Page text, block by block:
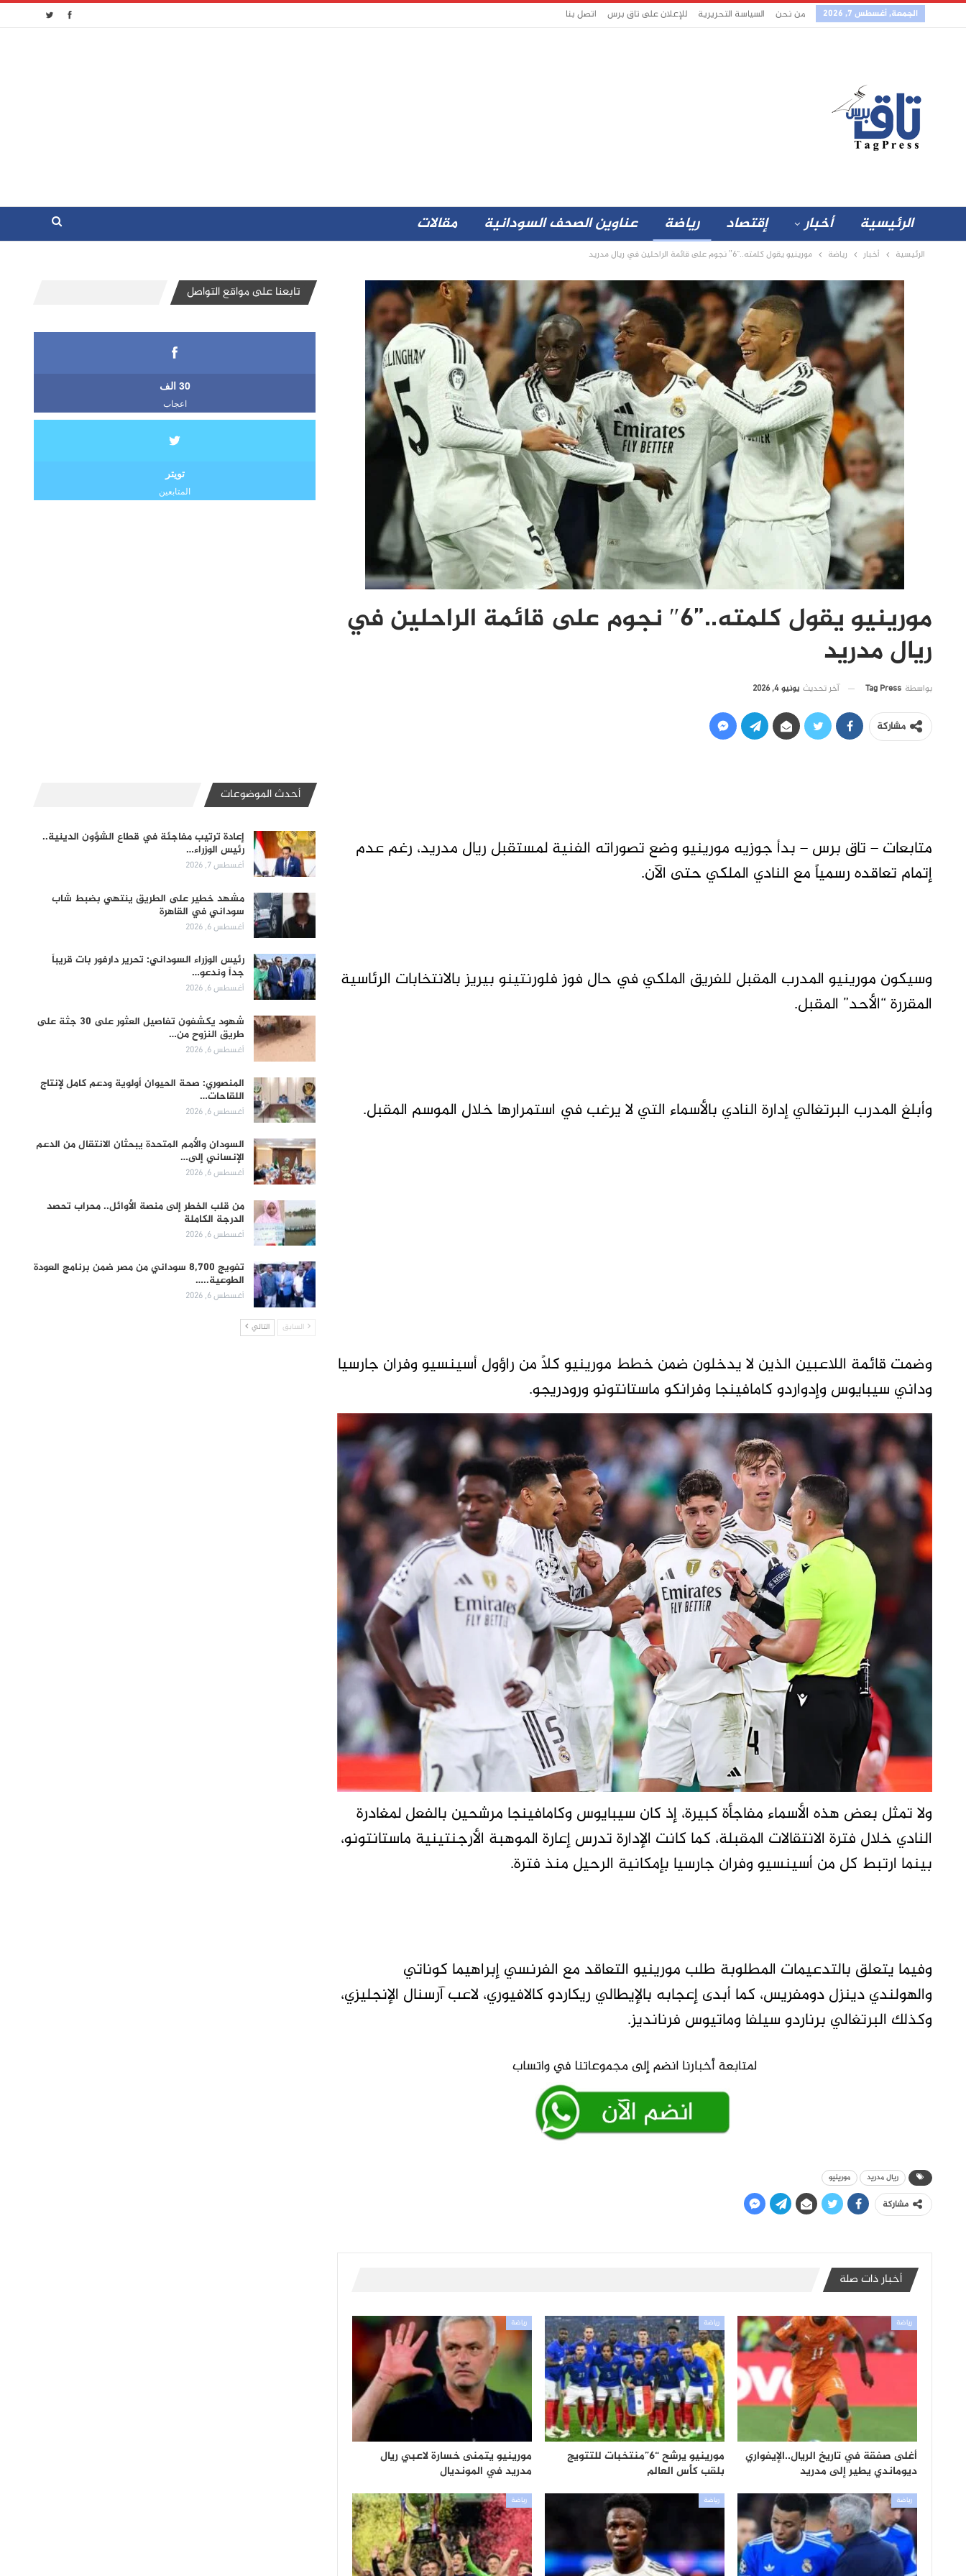
الجمعة, أغسطس 7, 2026 من نحن السياسة التحريرية للإعلان على تاق برس اتصل بنا
الرئيسية أخبار إقتصاد رياضة عناوين الصحف السودانية مقالات
الرئيسية أخبار رياضة مورينيو يقول كلمته..”6″ نجوم على قائمة الراحلين في ريال مدريد
مورينيو يقول كلمته..”6″ نجوم على قائمة الراحلين في
ريال مدريد
بواسطة Tag Press آخر تحديث يونيو 4, 2026
مشاركة
متابعات – تاق برس – بدأ جوزيه مورينيو وضع تصوراته الفنية لمستقبل ريال مدريد، رغم عدم
إتمام تعاقده رسمياً مع النادي الملكي حتى الآن.
وسيكون مورينيو المدرب المقبل للفريق الملكي في حال فوز فلورنتينو بيريز بالانتخابات الرئاسية
المقررة “الأحد” المقبل.
وأبلغ المدرب البرتغالي إدارة النادي بالأسماء التي لا يرغب في استمرارها خلال الموسم المقبل.
وضمت قائمة اللاعبين الذين لا يدخلون ضمن خطط مورينيو كلاً من راؤول أسينسيو وفران جارسيا
وداني سيبايوس وإدواردو كامافينجا وفرانكو ماستانتونو ورودريجو.
ولا تمثل بعض هذه الأسماء مفاجأة كبيرة، إذ كان سيبايوس وكامافينجا مرشحين بالفعل لمغادرة
النادي خلال فترة الانتقالات المقبلة، كما كانت الإدارة تدرس إعارة الموهبة الأرجنتينية ماستانتونو،
بينما ارتبط كل من أسينسيو وفران جارسيا بإمكانية الرحيل منذ فترة.
وفيما يتعلق بالتدعيمات المطلوبة طلب مورينيو التعاقد مع الفرنسي إبراهيما كوناتي
والهولندي دينزل دومفريس، كما أبدى إعجابه بالإيطالي ريكاردو كالافيوري، لاعب آرسنال الإنجليزي،
وكذلك البرتغالي برناردو سيلفا وماتيوس فرنانديز.
ريال مدريد مورينيو
مشاركة
أخبار ذات صلة
رياضة
أغلى صفقة في تاريخ الريال..الإيفواري
ديوماندي يطير إلى مدريد
رياضة
مورينيو يرشح “6”منتخبات للتتويج
بلقب كأس العالم
رياضة
مورينيو يتمنى خسارة لاعبي ريال
مدريد في المونديال
رياضة رياضة رياضة
تابعنا على مواقع التواصل
30 الف
اعجاب
تويتر
المتابعين
أحدث الموضوعات
إعادة ترتيب مفاجئة في قطاع الشؤون الدينية..
رئيس الوزراء…
أغسطس 7, 2026
مشهد خطير على الطريق ينتهي بضبط شاب
سوداني في القاهرة
أغسطس 6, 2026
رئيس الوزراء السوداني: تحرير دارفور بات قريباً
جداً وندعو…
أغسطس 6, 2026
شهود يكشفون تفاصيل العثور على 30 جثة على
طريق النزوح من…
أغسطس 6, 2026
المنصوري: صحة الحيوان أولوية ودعم كامل لإنتاج
اللقاحات…
أغسطس 6, 2026
السودان والأمم المتحدة يبحثان الانتقال من الدعم
الإنساني إلى…
أغسطس 6, 2026
من قلب الخطر إلى منصة الأوائل.. محراب تحصد
الدرجة الكاملة
أغسطس 6, 2026
تفويج 8,700 سوداني من مصر ضمن برنامج العودة
الطوعية..…
أغسطس 6, 2026
السابق التالي